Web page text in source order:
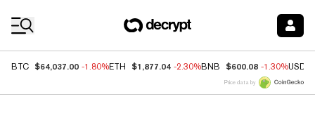
BTC $64,037.00 -1.80%ETH $1,877.04 -2.30%BNB $600.08 -1.30%USDC
Price data by